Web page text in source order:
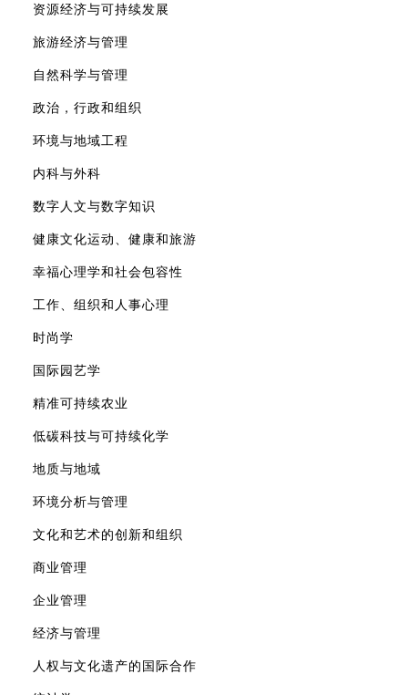
资源经济与可持续发展
旅游经济与管理
自然科学与管理
政治，行政和组织
环境与地域工程
内科与外科
数字人文与数字知识
健康文化运动、健康和旅游
幸福心理学和社会包容性
工作、组织和人事心理
时尚学
国际园艺学
精准可持续农业
低碳科技与可持续化学
地质与地域
环境分析与管理
文化和艺术的创新和组织
商业管理
企业管理
经济与管理
人权与文化遗产的国际合作